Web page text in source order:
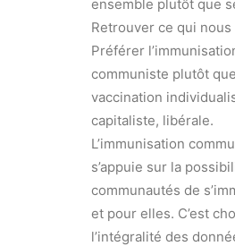
ensemble plutôt que
Retrouver ce qui nous
Préférer
communiste plutôt
vaccination
capitaliste, libérale.
L’immunisation
s’appuie sur la
communautés de
et pour elles. C’est
l’intégralité des